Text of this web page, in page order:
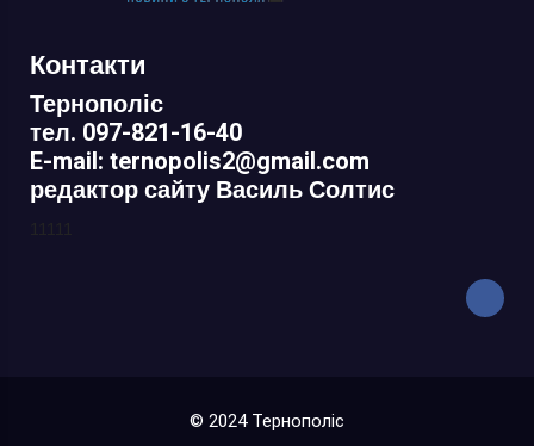
Контакти
Тернополіс
тел. 097-821-16-40
E-mail: ternopolis2@gmail.com
редактор сайту Василь Солтис
© 2024 Тернополіс